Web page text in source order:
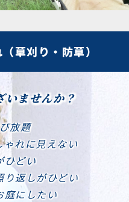
草刈り・防草）
いませんか？
放題
ゃれに見えない
ひどい
り返しがひどい
庭にしたい